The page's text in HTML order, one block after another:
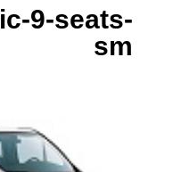
9-seats-
sm